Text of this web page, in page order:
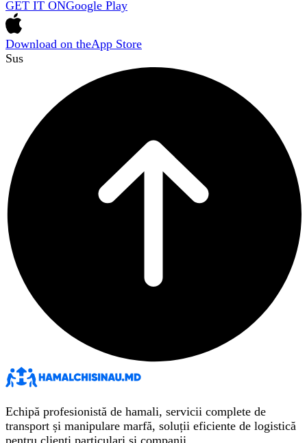
GET IT ONGoogle Play
Download on theApp Store
Sus
Echipă profesionistă de hamali, servicii complete de
transport și manipulare marfă, soluții eficiente de logistică
pentru clienți particulari și companii.